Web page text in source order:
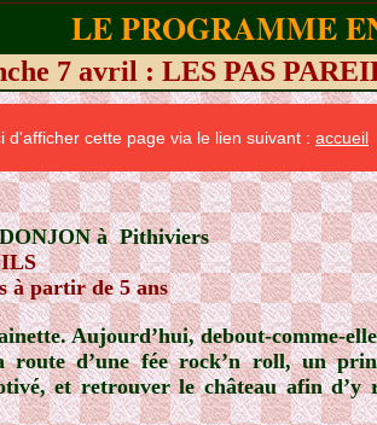
LE PROGRAMME
7 avril : LES PAS
d'afficher cette page via le lien suivant : accueil
à Pithiviers
à partir de 5 ans
Aujourd’hui, debout-comme-
route d’une fée rock’n roll, un
et retrouver le château afin d’y